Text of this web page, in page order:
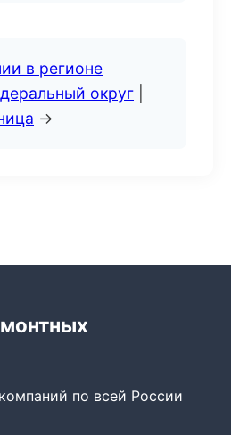
в регионе
округ
→
по всей России